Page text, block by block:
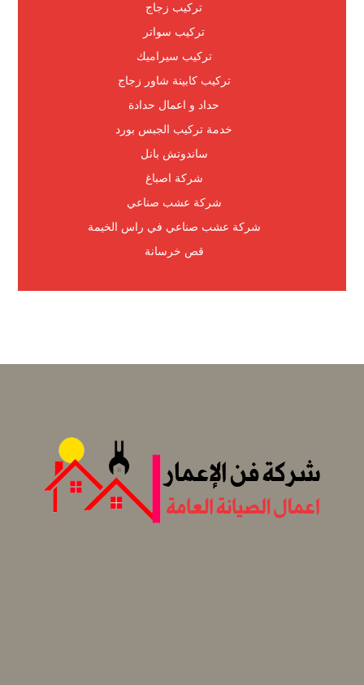
تركيب زجاج
تركيب سواتر
تركيب سيراميك
تركيب كابينة شاور زجاج
حداد و اعمال حدادة
خدمة تركيب الجبس بورد
ساندوتش بانل
شركة اصباغ
شركة عشب صناعي
شركة عشب صناعي في راس الخيمة
قص خرسانة